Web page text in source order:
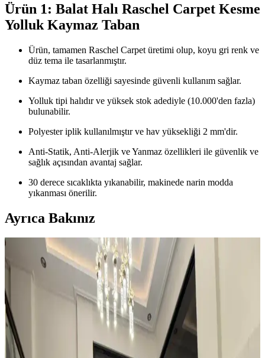
Ürün 1: Balat Halı Raschel Carpet Kesme
Yolluk Kaymaz Taban
Ürün, tamamen Raschel Carpet üretimi olup, koyu gri renk ve
düz tema ile tasarlanmıştır.
Kaymaz taban özelliği sayesinde güvenli kullanım sağlar.
Yolluk tipi halıdır ve yüksek stok adediyle (10.000'den fazla)
bulunabilir.
Polyester iplik kullanılmıştır ve hav yüksekliği 2 mm'dir.
Anti-Statik, Anti-Alerjik ve Yanmaz özellikleri ile güvenlik ve
sağlık açısından avantaj sağlar.
30 derece sıcaklıkta yıkanabilir, makinede narin modda
yıkanması önerilir.
Ayrıca Bakınız
Kahvaltı Köşeleri İçin Sandalye Seçenekleri ve
Dekorasyon İpuçları
Kahvaltı köşelerinde ahşap ve sentetik deri sandalyeler, dayanıklılık
ve temizlik kolaylığı sunar. Minder ve özel tasarım halılarla konfor
ve estetik dengelenir, mekanın atmosferi güçlenir.
Teal Renkli Sandalyenin Halı ve Dolapla
Uyumunda Renk Tonları ve Aksesuarların Rolü